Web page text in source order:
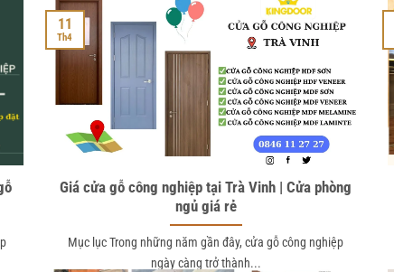
Giá cửa gỗ công nghiệp tại Trà Vinh | Cửa phòng
ngủ giá rẻ
Mục lục Trong những năm gần đây, cửa gỗ công nghiệp
ngày càng trở thành...
11
Th4